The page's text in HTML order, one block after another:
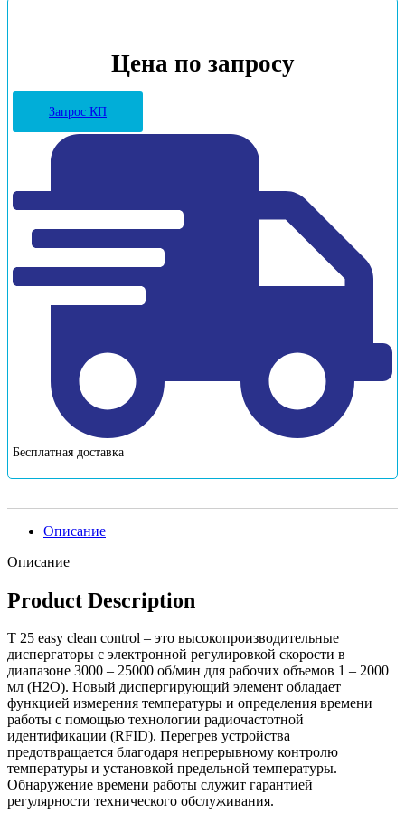
Цена по запросу
Запрос КП
Бесплатная доставка
Описание
Описание
Product Description
T 25 easy clean control – это высокопроизводительные
диспергаторы с электронной регулировкой скорости в
диапазоне 3000 – 25000 об/мин для рабочих объемов 1 – 2000
мл (H2O). Новый диспергирующий элемент обладает
функцией измерения температуры и определения времени
работы с помощью технологии радиочастотной
идентификации (RFID). Перегрев устройства
предотвращается благодаря непрерывному контролю
температуры и установкой предельной температуры.
Обнаружение времени работы служит гарантией
регулярности технического обслуживания.